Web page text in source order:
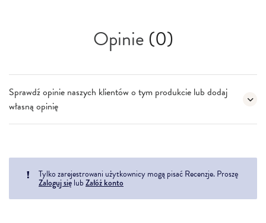
Opinie(0)
Sprawdź opinie naszych klientów o tym produkcie lub dodaj
własną opinię
Tylko zarejestrowani użytkownicy mogą pisać Recenzje. Proszę
Zaloguj się lub Załóż konto